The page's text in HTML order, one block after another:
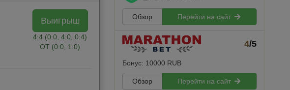
Выигрыш
4:4 (0:0, 4:0, 0:4)
ОТ (0:0, 1:0)
Обзор Перейти на сайт
4/5
Бонус: 10000 RUB
Обзор Перейти на сайт